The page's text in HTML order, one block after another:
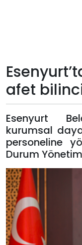
Künye
Giriş
Yap
afet
Esenyurt
kurumsal
personeline
Durum